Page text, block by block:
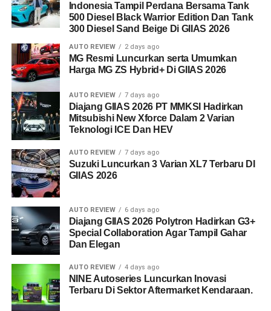
Indonesia Tampil Perdana Bersama Tank
500 Diesel Black Warrior Edition Dan Tank
300 Diesel Sand Beige Di GIIAS 2026
AUTO REVIEW 2 days ago
MG Resmi Luncurkan serta Umumkan
Harga MG ZS Hybrid+ Di GIIAS 2026
AUTO REVIEW 7 days ago
Diajang GIIAS 2026 PT MMKSI Hadirkan
Mitsubishi New Xforce Dalam 2 Varian
Teknologi ICE Dan HEV
AUTO REVIEW 7 days ago
Suzuki Luncurkan 3 Varian XL7 Terbaru DI
GIIAS 2026
AUTO REVIEW 6 days ago
Diajang GIIAS 2026 Polytron Hadirkan G3+
Special Collaboration Agar Tampil Gahar
Dan Elegan
AUTO REVIEW 4 days ago
NINE Autoseries Luncurkan Inovasi
Terbaru Di Sektor Aftermarket Kendaraan.